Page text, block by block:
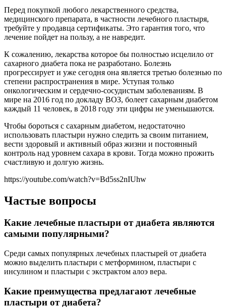
Перед покупкой любого лекарственного средства,
медицинского препарата, в частности лечебного пластыря,
требуйте у продавца сертификаты. Это гарантия того, что
лечение пойдет на пользу, а не навредит.
К сожалению, лекарства которое бы полностью исцелило от
сахарного диабета пока не разработано. Болезнь
прогрессирует и уже сегодня она является третью болезнью по
степени распространения в мире. Уступая только
онкологическим и сердечно-сосудистым заболеваниям. В
мире на 2016 год по докладу ВОЗ, болеет сахарным диабетом
каждый 11 человек, в 2018 году эти цифры не уменьшаются.
Чтобы бороться с сахарным диабетом, недостаточно
использовать пластыри нужно следить за своим питанием,
вести здоровый и активный образ жизни и постоянный
контроль над уровнем сахара в крови. Тогда можно прожить
счастливую и долгую жизнь.
https://youtube.com/watch?v=Bd5ss2nIUhw
Частые вопросы
Какие лечебные пластыри от диабета являются
самыми популярными?
Среди самых популярных лечебных пластырей от диабета
можно выделить пластыри с метформином, пластыри с
инсулином и пластыри с экстрактом алоэ вера.
Какие преимущества предлагают лечебные
пластыри от диабета?